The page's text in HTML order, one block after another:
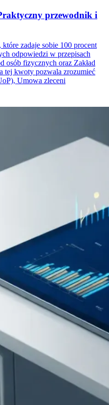
przewodnik i
zadaje sobie 100 procent
odpowiedzi w przepisach
osób fizycznych oraz Zakład
tej kwoty pozwala zrozumieć
Umowa zleceni